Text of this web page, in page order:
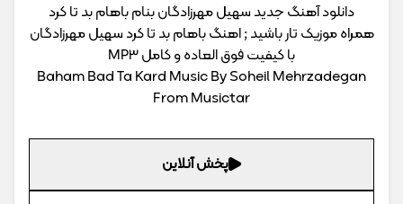
دانلود آهنگ جدید سهیل مهرزادگان بنام باهام بد تا کرد
همراه موزیک تار باشید ; اهنگ باهام بد تا کرد سهیل مهرزادگان
با کیفیت فوق العاده و کامل MP3
Baham Bad Ta Kard Music By Soheil Mehrzadegan
From Musictar
پخش آنلاین